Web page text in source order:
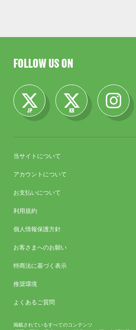
FOLLOW US ON
JP KR
当サイトについて
アカウントについて
お支払いについて
利用規約
個人情報保護方針
お客さまへのお願い
特商法に基づく表示
推奨環境
よくあるご質問
掲載されているすべてのコンテンツ